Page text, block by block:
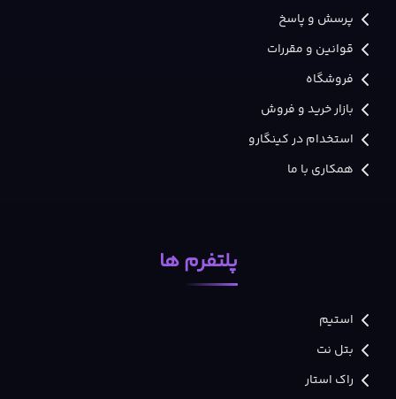
پرسش و پاسخ
قوانین و مقررات
فروشگاه
بازار خرید و فروش
استخدام در کینگارو
همکاری با ما
پلتفرم ها
استیم
بتل نت
راک استار